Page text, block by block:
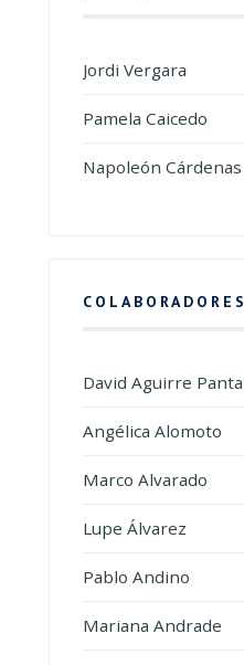
Jordi Vergara
Pamela Caicedo
Napoleón Cárdenas
COLABORADORES
David Aguirre Panta
Angélica Alomoto
Marco Alvarado
Lupe Álvarez
Pablo Andino
Mariana Andrade